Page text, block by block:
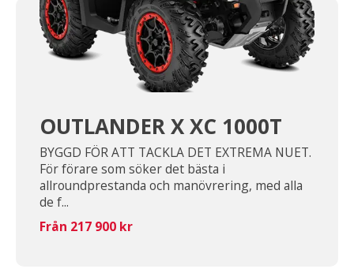
OUTLANDER X XC 1000T
BYGGD FÖR ATT TACKLA DET EXTREMA NUET.
För förare som söker det bästa i
allroundprestanda och manövrering, med alla
de f...
Från 217 900 kr